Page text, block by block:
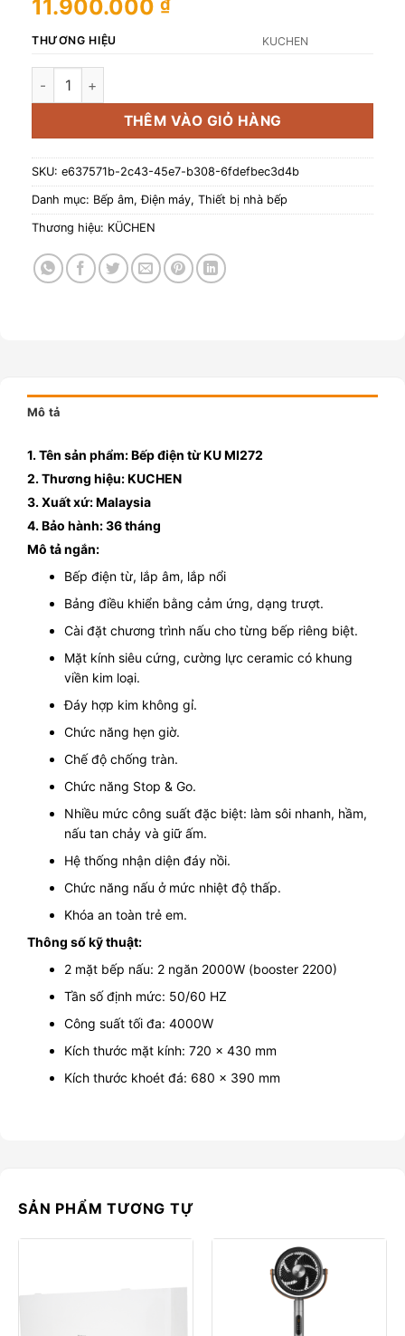
11.900.000 ₫
THƯƠNG HIỆU KUCHEN
Bếp điện từ KUCHEN KU MI272 số lượng
THÊM VÀO GIỎ HÀNG
SKU: e637571b-2c43-45e7-b308-6fdefbec3d4b
Danh mục: Bếp âm,Điện máy, Thiết bị nhà bếp
Thương hiệu: KÜCHEN
Mô tả
1. Tên sản phẩm: Bếp điện từ KU MI272
2. Thương hiệu: KUCHEN
3. Xuất xứ: Malaysia
4. Bảo hành: 36 tháng
Mô tả ngắn:
Bếp điện từ, lắp âm, lắp nổi
Bảng điều khiển bằng cảm ứng, dạng trượt.
Cài đặt chương trình nấu cho từng bếp riêng biệt.
Mặt kính siêu cứng, cường lực ceramic có khung
viền kim loại.
Đáy hợp kim không gỉ.
Chức năng hẹn giờ.
Chế độ chống tràn.
Chức năng Stop & Go.
Nhiều mức công suất đặc biệt: làm sôi nhanh, hầm,
nấu tan chảy và giữ ấm.
Hệ thống nhận diện đáy nồi.
Chức năng nấu ở mức nhiệt độ thấp.
Khóa an toàn trẻ em.
Thông số kỹ thuật:
2 mặt bếp nấu: 2 ngăn 2000W (booster 2200)
Tần số định mức: 50/60 HZ
Công suất tối đa: 4000W
Kích thước mặt kính: 720 x 430 mm
Kích thước khoét đá: 680 x 390 mm
SẢN PHẨM TƯƠNG TỰ